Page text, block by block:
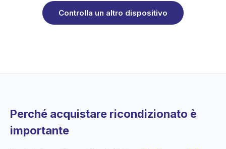
Controlla un altro dispositivo
Perché acquistare ricondizionato è
importante